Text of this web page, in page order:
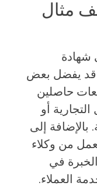
مثال
شهادة
قد يفضل بعض
حاصلين
أو
إلى
من وكلاء
في
العملاء.